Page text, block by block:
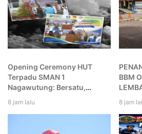
Opening Ceremony HUT
Terpadu SMAN 1
Nagawutung: Bersatu,
untuk Nagawutung dan
8 jam lalu
BBM
8 jam